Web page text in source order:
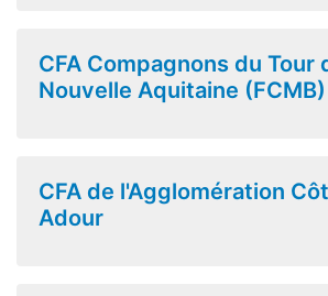
CFA Compagnons du Tour
Nouvelle Aquitaine (FCMB)
CFA de l'Agglomération
Adour